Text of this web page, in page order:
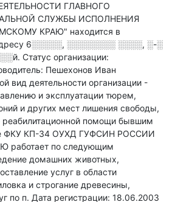
ГЛАВНОГО
СЛУЖБЫ ИСПОЛНЕНИЯ
КРАЮ" находится в
6░░░░░, ░░░░░░░░ ░░░░, ░-░
. Статус организации:
Пешехонов Иван
вид деятельности организации -
и эксплуатации тюрем,
и других мест лишения свободы,
реабилитационной помощи бывшим
ФКУ КП-34 ОУХД ГУФСИН РОССИИ
по следующим
домашних животных,
услуг в области
и строгание древесины,
по п. Дата регистрации: 18.06.2003